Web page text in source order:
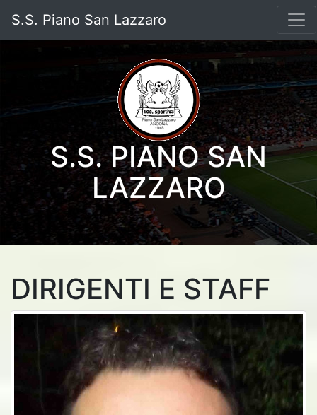
S.S. Piano San Lazzaro
S.S. PIANO SAN
LAZZARO
DIRIGENTI E STAFF